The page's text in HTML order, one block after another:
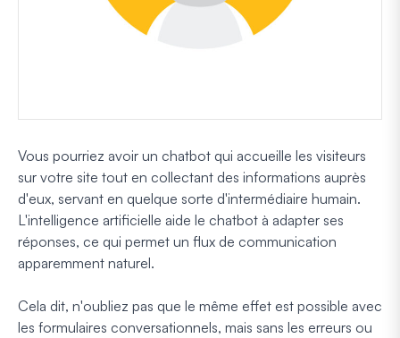
Vous pourriez avoir un chatbot qui accueille les visiteurs
sur votre site tout en collectant des informations auprès
d'eux, servant en quelque sorte d'intermédiaire humain.
L'intelligence artificielle aide le chatbot à adapter ses
réponses, ce qui permet un flux de communication
apparemment naturel.
Cela dit, n'oubliez pas que le même effet est possible avec
les formulaires conversationnels, mais sans les erreurs ou